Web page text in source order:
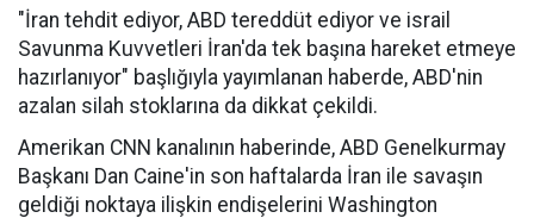
"İran tehdit ediyor, ABD tereddüt ediyor ve israil
Savunma Kuvvetleri İran'da tek başına hareket etmeye
hazırlanıyor" başlığıyla yayımlanan haberde, ABD'nin
azalan silah stoklarına da dikkat çekildi.
Amerikan CNN kanalının haberinde, ABD Genelkurmay
Başkanı Dan Caine'in son haftalarda İran ile savaşın
geldiği noktaya ilişkin endişelerini Washington